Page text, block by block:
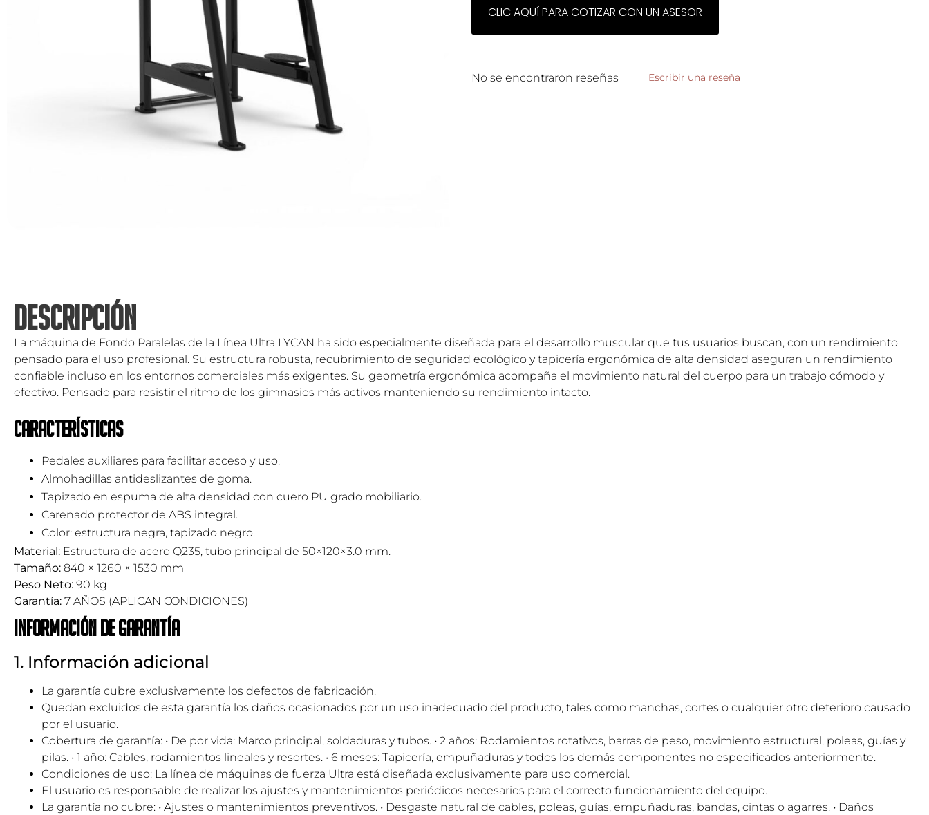
CLIC AQUÍ PARA COTIZAR CON UN ASESOR
No se encontraron reseñas Escribir una reseña
DESCRIPCIÓN
La máquina de Fondo Paralelas de la Línea Ultra LYCAN ha sido especialmente diseñada para el desarrollo muscular que tus usuarios buscan, con un rendimiento
pensado para el uso profesional. Su estructura robusta, recubrimiento de seguridad ecológico y tapicería ergonómica de alta densidad aseguran un rendimiento
confiable incluso en los entornos comerciales más exigentes. Su geometría ergonómica acompaña el movimiento natural del cuerpo para un trabajo cómodo y
efectivo. Pensado para resistir el ritmo de los gimnasios más activos manteniendo su rendimiento intacto.
Características
Pedales auxiliares para facilitar acceso y uso.
Almohadillas antideslizantes de goma.
Tapizado en espuma de alta densidad con cuero PU grado mobiliario.
Carenado protector de ABS integral.
Color: estructura negra, tapizado negro.
Material: Estructura de acero Q235, tubo principal de 50×120×3.0 mm.
Tamaño: 840 × 1260 × 1530 mm
Peso Neto: 90 kg
Garantía: 7 AÑOS (APLICAN CONDICIONES)
Información de garantía
1. Información adicional
La garantía cubre exclusivamente los defectos de fabricación.
Quedan excluidos de esta garantía los daños ocasionados por un uso inadecuado del producto, tales como manchas, cortes o cualquier otro deterioro causado
por el usuario.
Cobertura de garantía: • De por vida: Marco principal, soldaduras y tubos. • 2 años: Rodamientos rotativos, barras de peso, movimiento estructural, poleas, guías y
pilas. • 1 año: Cables, rodamientos lineales y resortes. • 6 meses: Tapicería, empuñaduras y todos los demás componentes no especificados anteriormente.
Condiciones de uso: La línea de máquinas de fuerza Ultra está diseñada exclusivamente para uso comercial.
El usuario es responsable de realizar los ajustes y mantenimientos periódicos necesarios para el correcto funcionamiento del equipo.
La garantía no cubre: • Ajustes o mantenimientos preventivos. • Desgaste natural de cables, poleas, guías, empuñaduras, bandas, cintas o agarres. • Daños